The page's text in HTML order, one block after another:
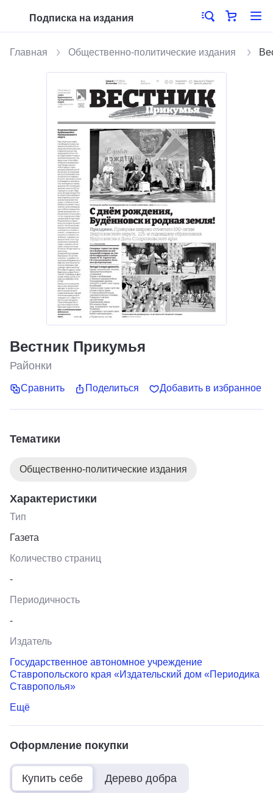
Подписка на издания
Главная Общественно-политические издания
Вестник Прикумья
Районки
Сравнить Поделиться Добавить в избранное
Тематики
Общественно-политические издания
Характеристики
Тип
Газета
Количество страниц
-
Периодичность
-
Издатель
Государственное автономное учреждение
Ставропольского края «Издательский дом «Периодика
Ставрополья»
Ещё
Оформление покупки
Купить себе Дерево добра